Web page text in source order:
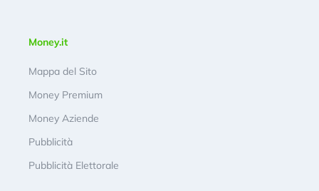
Money.it
Mappa del Sito
Money Premium
Money Aziende
Pubblicità
Pubblicità Elettorale